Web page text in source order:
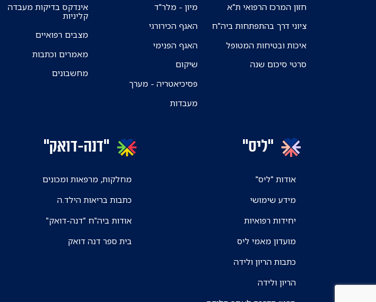
חזון המרכז הרפואי ת"א
ציוני דרך בהתפתחות ביה"ח
איכות ובטיחות המטופל
סרטי סיכום שנה
מיון - מלר"ד
האגף הכירורגי
האגף הפנימי
שיקום
פסיכיאטריה - מערך
מעבדות
אינדקס בדיקות מעבדה
קליניות
מצבים רפואיים
מאמרים וכתבות
מחשבונים
"ליס"
אודות "ליס"
מידע שימושי
יחידות רפואיות
מועדון מאמי ליס
כתבות הריון ולידה
הריון ולידה
"דנה-דואק"
מחלקות, מרפאות ומכונים
כתבות בריאות הילד.ה
אודות ביה"ח "דנה-דואק"
בית ספר דנה דואק